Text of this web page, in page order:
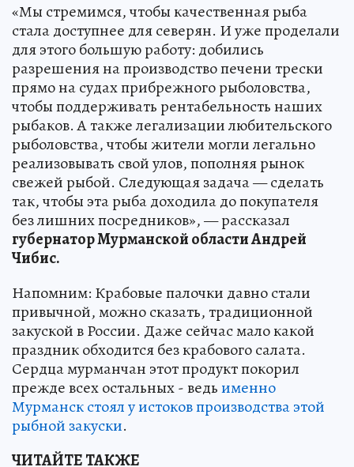
«Мы стремимся, чтобы качественная рыба
стала доступнее для северян. И уже проделали
для этого большую работу: добились
разрешения на производство печени трески
прямо на судах прибрежного рыболовства,
чтобы поддерживать рентабельность наших
рыбаков. А также легализации любительского
рыболовства, чтобы жители могли легально
реализовывать свой улов, пополняя рынок
свежей рыбой. Следующая задача — сделать
так, чтобы эта рыба доходила до покупателя
без лишних посредников», — рассказал
губернатор Мурманской области Андрей
Чибис.
Напомним: Крабовые палочки давно стали
привычной, можно сказать, традиционной
закуской в России. Даже сейчас мало какой
праздник обходится без крабового салата.
Сердца мурманчан этот продукт покорил
прежде всех остальных - ведьименно
Мурманск стоял у истоков производства этой
рыбной закуски.
ЧИТАЙТЕ ТАКЖЕ